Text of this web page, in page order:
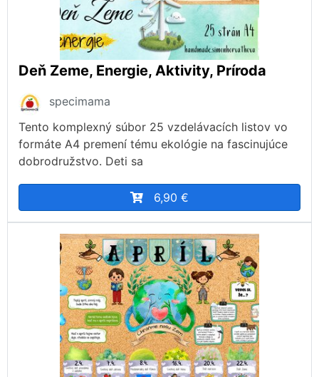
Deň Zeme, Energie, Aktivity, Príroda
specimama
Tento komplexný súbor 25 vzdelávacích listov vo
formáte A4 premení tému ekológie na fascinujúce
dobrodružstvo. Deti sa
6,90 €